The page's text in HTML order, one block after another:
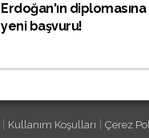
Erdoğan'ın diplomasına
yeni başvuru!
Kullanım Koşulları Çerez